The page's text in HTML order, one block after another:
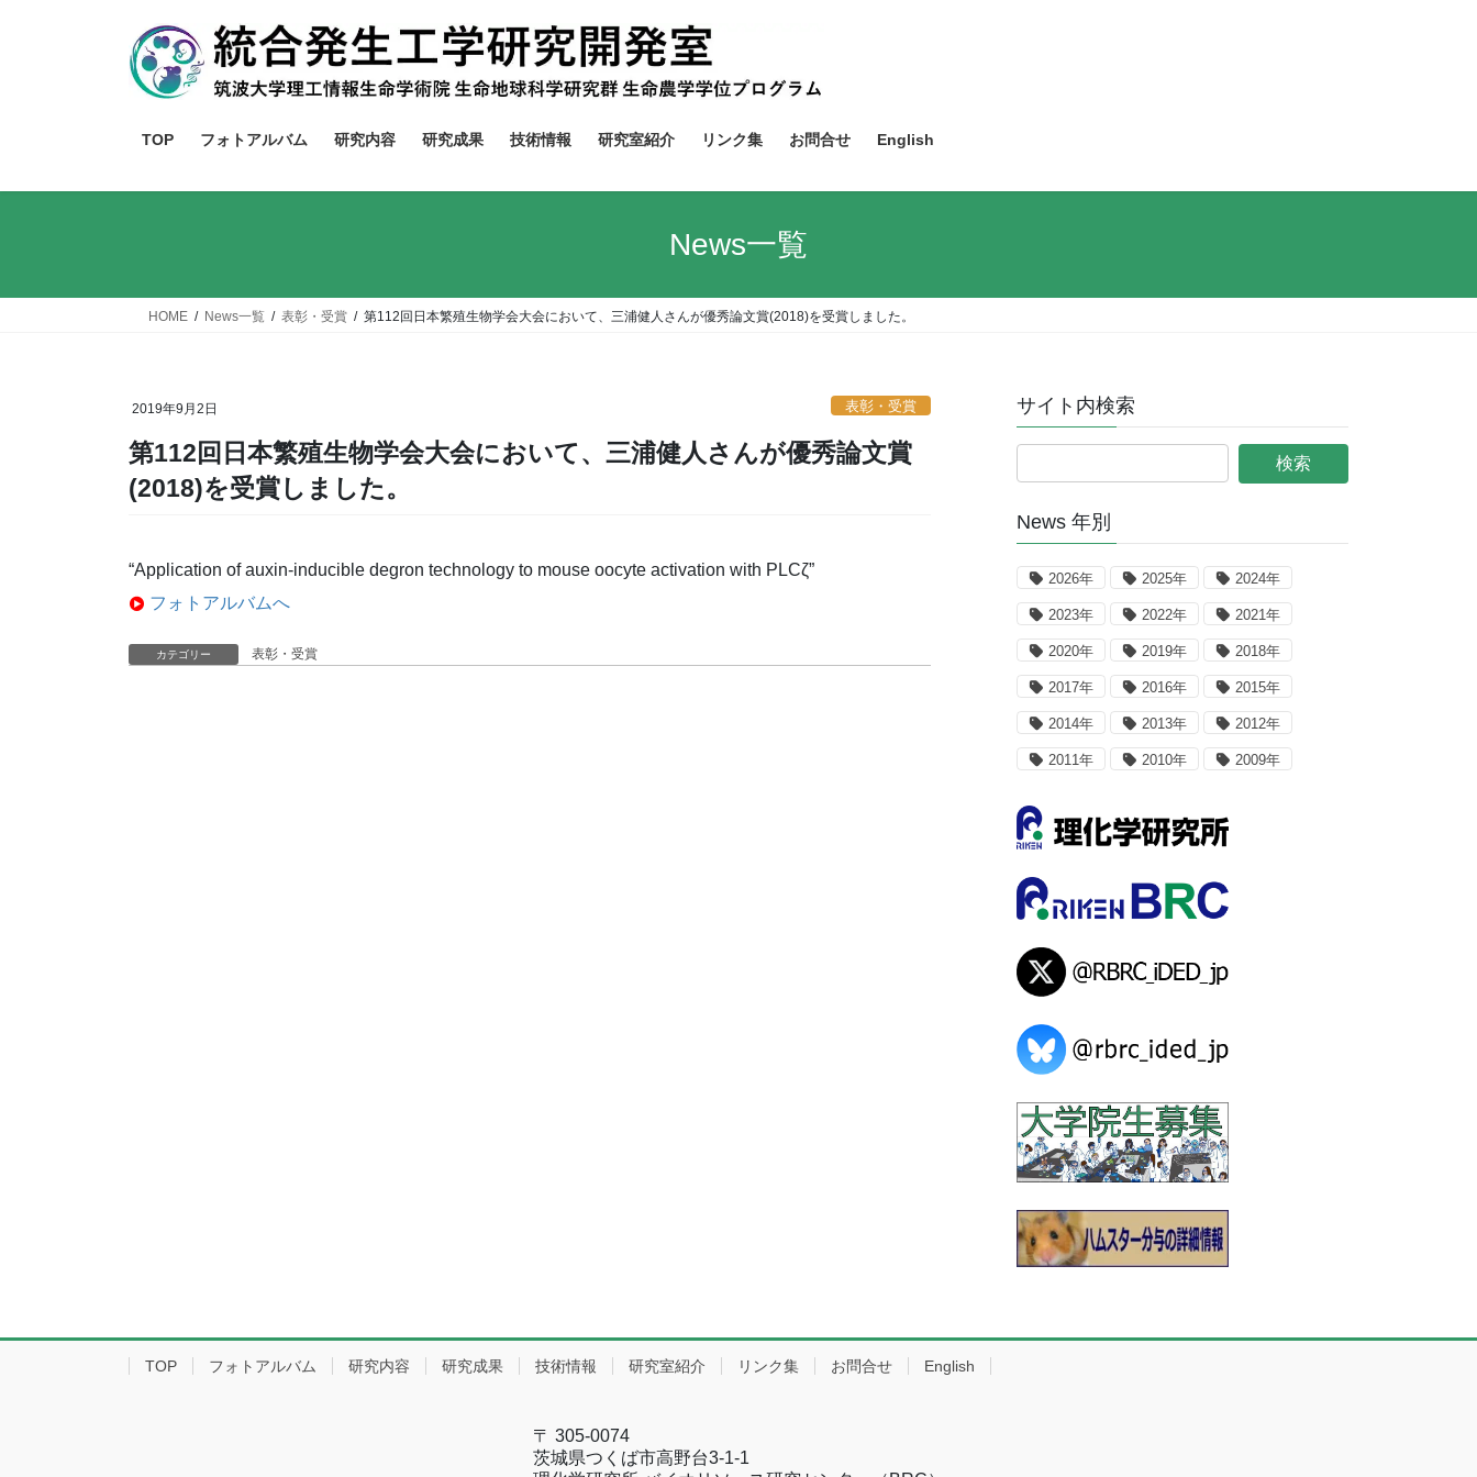
キ
に
TOP フォトアルバム 研究内容 研究成果 技術情報 研究室紹介 リンク集 お問合せ English
News一覧
HOME News一覧 表彰・受賞 第112回日本繁殖生物学会大会において、三浦健人さんが優秀論文賞(2018)を受賞しました。
2019年9月2日 表彰・受賞
第112回日本繁殖生物学会大会において、三浦健人さんが優秀論文賞
(2018)を受賞しました。
“Application of auxin-inducible degron technology to mouse oocyte activation with PLCζ”
フォトアルバムへ
カテゴリー 表彰・受賞
サイト内検索
News 年別
2026年 2025年 2024年
2023年 2022年 2021年
2020年 2019年 2018年
2017年 2016年 2015年
2014年 2013年 2012年
2011年 2010年 2009年
TOP フォトアルバム 研究内容 研究成果 技術情報 研究室紹介 リンク集 お問合せ English
〒 305-0074
茨城県つくば市高野台3-1-1